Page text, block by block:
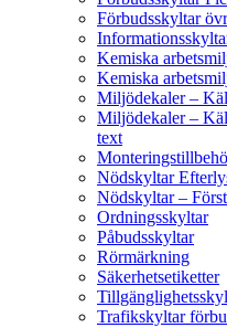
Förbudsskyltar
Kemiska
Kemiska
Miljödekaler –
Miljödekaler –
text
Nödskyltar
Nödskyltar –
Ordningsskyltar
Påbudsskyltar
Rörmärkning
Säkerhetsetiketter
Trafikskyltar